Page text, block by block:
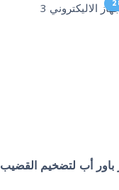
باور أب لتضخيم القضيب